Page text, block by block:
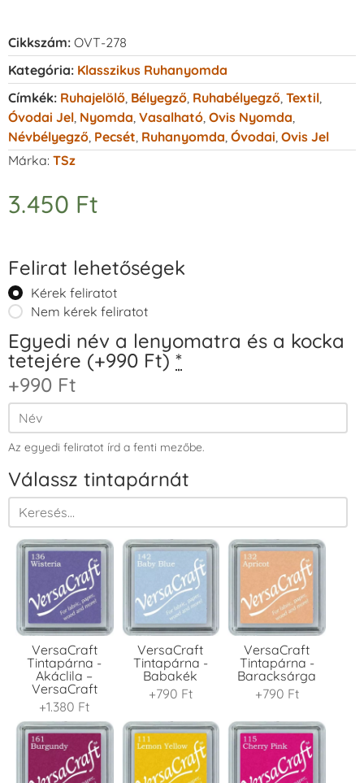
Cikkszám: OVT-278
Kategória: Klasszikus Ruhanyomda
Címkék: Ruhajelölő Bélyegző Ruhabélyegző Textil
Óvodai Jel Nyomda Vasalható Ovis Nyomda
Névbélyegző Pecsét Ruhanyomda Óvodai Ovis Jel
Márka: TSz
3.450 Ft
Felirat lehetőségek
Kérek feliratot
Nem kérek feliratot
Egyedi név a lenyomatra és a kocka
tetejére (+990 Ft) *
+990 Ft
Az egyedi feliratot írd a fenti mezőbe.
Válassz tintapárnát
VersaCraft
Tintapárna -
Akáclila –
VersaCraft
+1.380 Ft
VersaCraft
Tintapárna -
Babakék
+790 Ft
VersaCraft
Tintapárna -
Baracksárga
+790 Ft